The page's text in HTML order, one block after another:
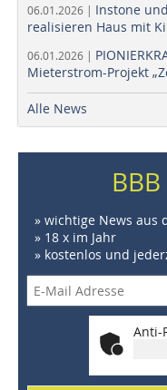
06.01.2026 | Instone
realisieren Haus mit
06.01.2026 |
Mieterstrom-Projekt
Alle News
» wichtige News aus
» 18 x im Jahr
» kostenlos und
Anti-